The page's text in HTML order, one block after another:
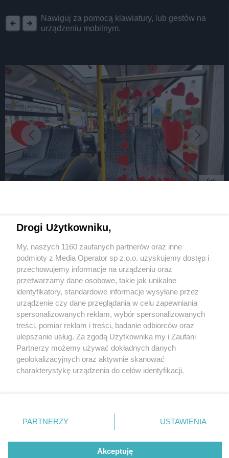
Nawiguj za pomocą klawiatury, lub gestów na
urządzeniu mobilnym.
fot:
miasta św. Walentego
2 / 5
20240207 114349 denoised
sharpened light 100
Wydawca mediów lokalnych
Nie zapomnij
zapoznać się z:
polityką prywatności regulamin korzystania z portali
Twojemiasto
Piekary Śląskie
Chorzów
Tarnowskie Góry
Gliwice
Skontakuj sięz nami
Kontakt
Wydawca
Redakcja
Drogi Użytkowniku,
My, naszych 1160 zaufanych partnerów oraz inne
podmioty z Media Operator sp z.o.o. uzyskujemy dostęp i
przechowujemy informacje na urządzeniu oraz
przetwarzamy dane osobowe, takie jak unikalne
identyfikatory, standardowe informacje wysyłane przez
urządzenie czy dane przeglądania w celu zapewniania
spersonalizowanych reklam, wybór spersonalizowanych
treści, pomiar reklam i treści, badanie odbiorców oraz
ulepszanie usług. Za zgodą Użytkownika my i Zaufani
Partnerzy możemy używać dokładnych danych
geolokalizacyjnych oraz aktywnie skanować
charakterystykę urządzenia do celów identyfikacji.
zmienić/wycofać klikając przycisk ustawień prywatności
znajdujący się w lewym dolnym rogu strony
rodzaje przetwarzania danych nie wymagają zgody
użytkownika, ale masz prawo sprzeciwić się takiemu
PARTNERZY USTAWIENIA
Akceptuję